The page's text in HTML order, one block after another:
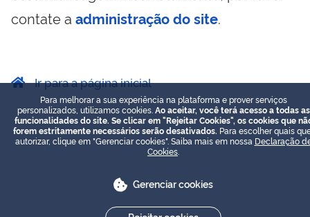
contate a administração do site.
Ir para a página inicial
Para melhorar a sua experiência na plataforma e prover serviços
personalizados, utilizamos cookies. Ao aceitar, você terá acesso a todas as
funcionalidades do site. Se clicar em "Rejeitar Cookies", os cookies que
forem estritamente necessários serão desativados. Para escolher quais
autorizar, clique em "Gerenciar cookies". Saiba mais em nossa Declaração
Cookies
Gerenciar cookies